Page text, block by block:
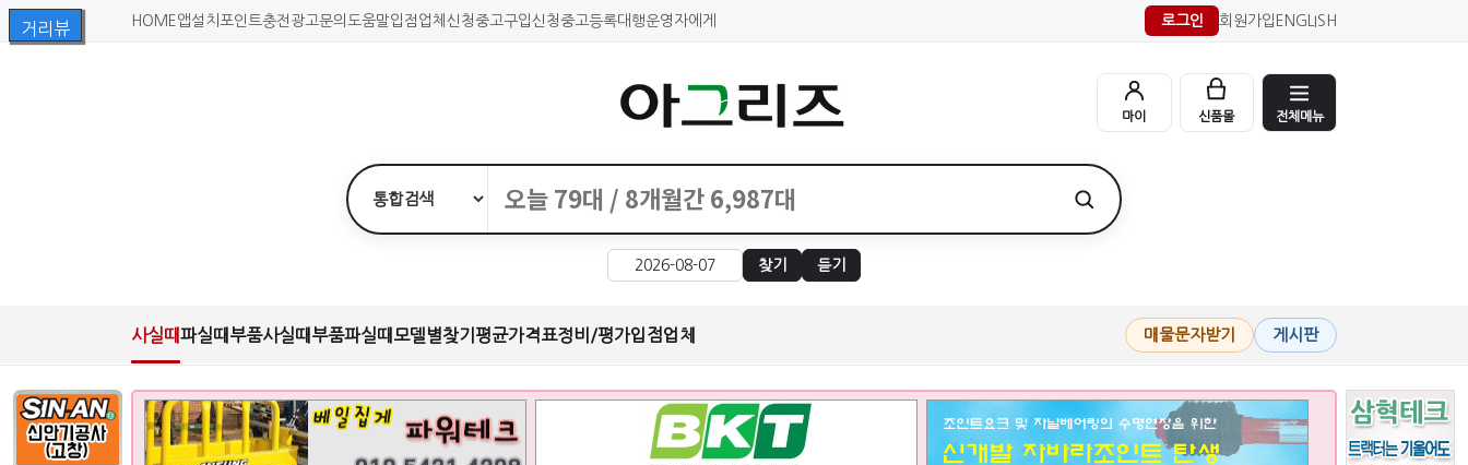
HOME 앱설치 포인트충전 광고문의 도움말입점업체신청중고구입신청중고등록대행운영자에게 로그인 회원가입 ENGLISH
찾기 듣기
마이 신품몰 전체메뉴
사실때파실때 부품사실때 부품파실때 모델별찾기 평균가격표정비/평가입점업체 매물문자받기 게시판